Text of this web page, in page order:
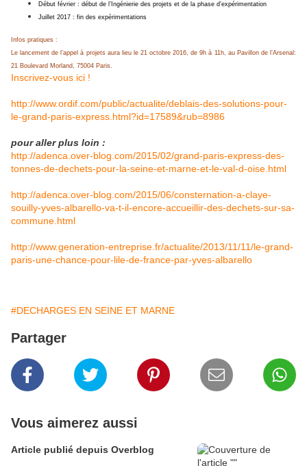
Début février : début de l’Ingénierie des projets et de la phase d’expérimentation
Juillet 2017 : fin des expérimentations
Infos pratiques :
Le lancementde l’appel à projets aura lieu le21 octobre 2016, de 9h à 11h, au Pavillon de l’Arsenal:
21 Boulevard Morland, 75004 Paris.
Inscrivez-vous ici !
http://www.ordif.com/public/actualite/deblais-des-solutions-pour-
le-grand-paris-express.html?id=17589&rub=8986
pour aller plus loin :
http://adenca.over-blog.com/2015/02/grand-paris-express-des-
tonnes-de-dechets-pour-la-seine-et-marne-et-le-val-d-oise.html
http://adenca.over-blog.com/2015/06/consternation-a-claye-
souilly-yves-albarello-va-t-il-encore-accueillir-des-dechets-sur-sa-
commune.html
http://www.generation-entreprise.fr/actualite/2013/11/11/le-grand-
paris-une-chance-pour-lile-de-france-par-yves-albarello
#DECHARGES EN SEINE ET MARNE
Partager
Vous aimerez aussi
Article publié depuis Overblog